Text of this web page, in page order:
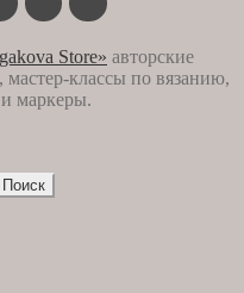
Store» авторские
классы по вязанию,
и маркеры.
Поиск